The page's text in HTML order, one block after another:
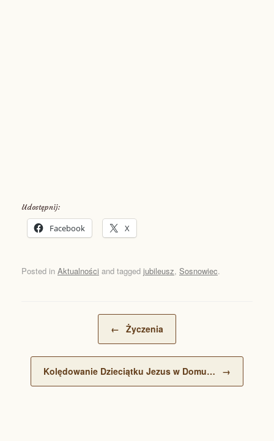
Udostępnij:
Facebook X
Posted in Aktualności and tagged jubileusz, Sosnowiec.
← Życzenia
Kolędowanie Dzieciątku Jezus w Domu… →